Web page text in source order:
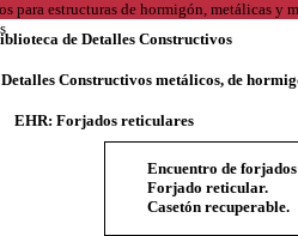
de Detalles Constructivos
Detalles Constructivos metálicos, de
EHR: Forjados reticulares
Encuentro de
Forjado reticular.
Casetón recuperable.